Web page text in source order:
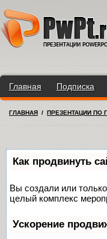
Главная Подписка
ГЛАВНАЯ / ПРЕЗЕНТАЦИИ ПО
Как продвинуть
Вы создали или
целый комплекс
Ускорение